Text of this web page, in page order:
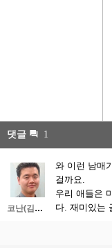
댓글 1
코난(김대우)
와 이런 남매
걸까요.
우리 애들은
다. 재미있는